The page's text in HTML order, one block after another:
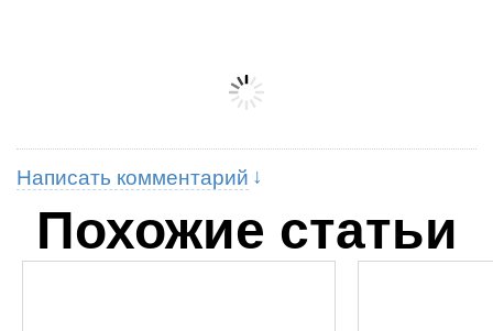
Написать комментарий
Похожие статьи